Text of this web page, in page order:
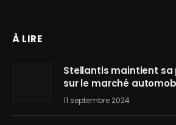
À LIRE
Stellantis maintient sa
sur le marché
11 septembre 2024